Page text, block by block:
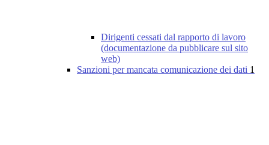
Dirigenti cessati dal rapporto di lavoro
(documentazione da pubblicare sul sito
web)
Sanzioni per mancata comunicazione dei dati 1